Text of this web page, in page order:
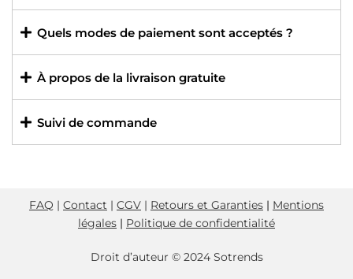
Quels modes de paiement sont acceptés ?
À propos de la livraison gratuite
Suivi de commande
FAQ | Contact | CGV | Retours et Garanties | Mentions
légales | Politique de confidentialité
Droit d’auteur © 2024 Sotrends